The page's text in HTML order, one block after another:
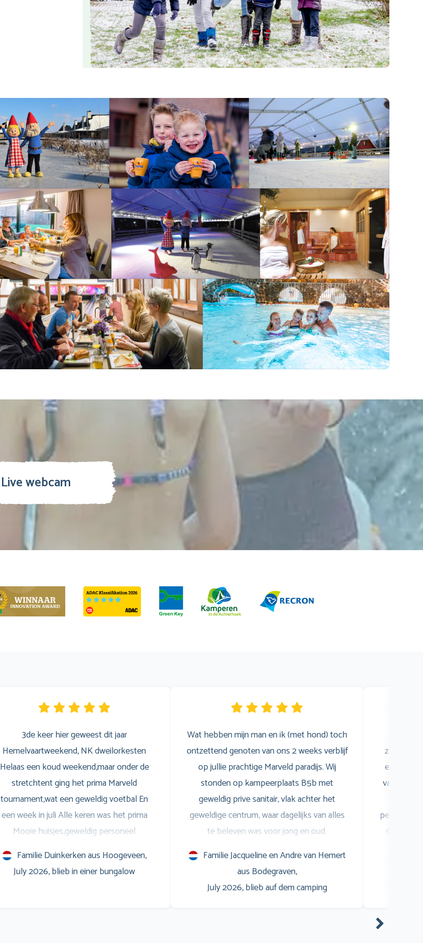
Live webcam
3de keer hier geweest dit jaar
Hemelvaartweekend, NK dweilorkesten
Helaas een koud weekend,maar onder de
stretchtent ging het prima Marveld
tournament,wat een geweldig voetbal En
een week in juli Alle keren was het prima
Mooie huisjes,geweldig personeel
Entertainment voor de jongeren,is ook prima
Savonds op het terras leuke muziek,en
natuurlijk het WK voetbal op het scherm
Familie Duinkerken aus Hoogeveen,
July 2026, blieb in einer bungalow
Wat hebben mijn man en ik (met hond) toch
ontzettend genoten van ons 2 weeks verblijf
op jullie prachtige Marveld paradijs. Wij
stonden op kampeerplaats B5b met
geweldig prive sanitair, vlak achter het
geweldige centrum, waar dagelijks van alles
te beleven was voor jong en oud.
Springkussen, animatie noem maar op. Er
waren veel goede restaurants (ook goed
betaalbaar) waar wij veel gebruik van
maakten. Waaronder een goede Pizzeria,
Familie Jacqueline en Andre van Hemert
aus Bodegraven,
July 2026, blieb auf dem camping
een
van het
personeel
6 heeft